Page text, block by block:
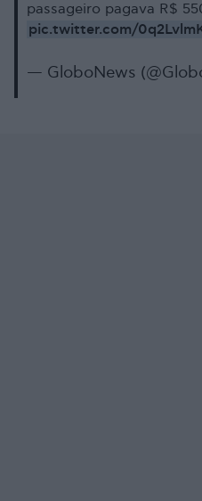
passageiro pagava R$
pic.twitter.com/
— GloboNews